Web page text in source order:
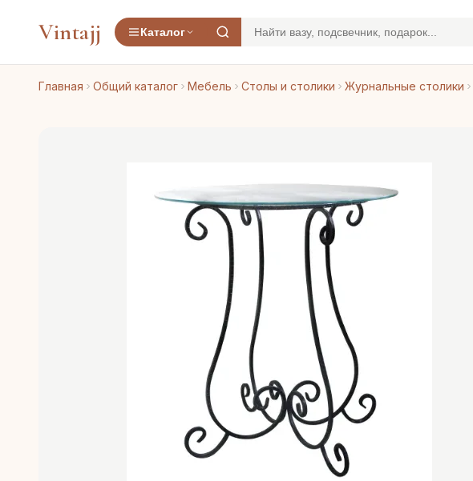
Vintajj Каталог
Главная Общий каталог Мебель Столы и столики Журнальные столики